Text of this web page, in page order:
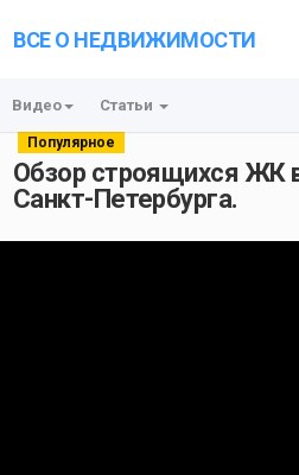
ВСЕ О НЕДВИЖИМОСТИ
Видео Статьи
Популярное
Обзор строящихся ЖК
Санкт-Петербурга.